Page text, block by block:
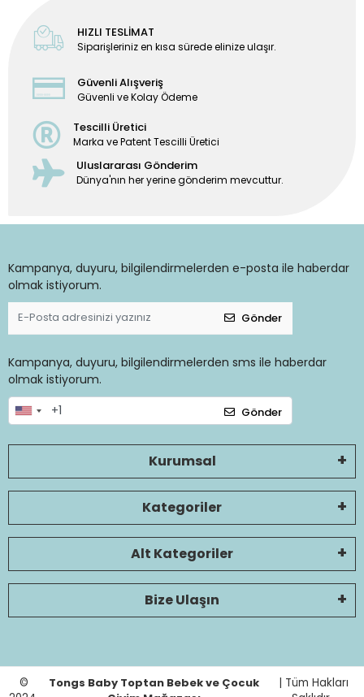
HIZLI TESLİMAT
Siparişleriniz en kısa sürede elinize ulaşır.
Güvenli Alışveriş
Güvenli ve Kolay Ödeme
Tescilli Üretici
Marka ve Patent Tescilli Üretici
Uluslararası Gönderim
Dünya'nın her yerine gönderim mevcuttur.
Kampanya, duyuru, bilgilendirmelerden e-posta ile haberdar
olmak istiyorum.
Gönder
Kampanya, duyuru, bilgilendirmelerden sms ile haberdar
olmak istiyorum.
Gönder
Kurumsal
Kategoriler
Alt Kategoriler
Bize Ulaşın
©
Tongs Baby Toptan Bebek ve Çocuk
| Tüm Hakları